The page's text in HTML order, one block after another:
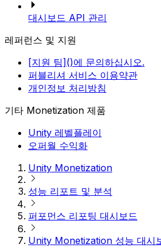
대시보드 API 관리
레퍼런스 및 지원
[지원 팀]()에 문의하십시오.
퍼블리셔 서비스 이용약관
개인정보 처리방침
기타 Monetization 제품
Unity 레벨플레이
오퍼월 수익화
Unity Monetization
성능 리포트 및 분석
퍼포먼스 리포팅 대시보드
Unity Monetization 성능 대시